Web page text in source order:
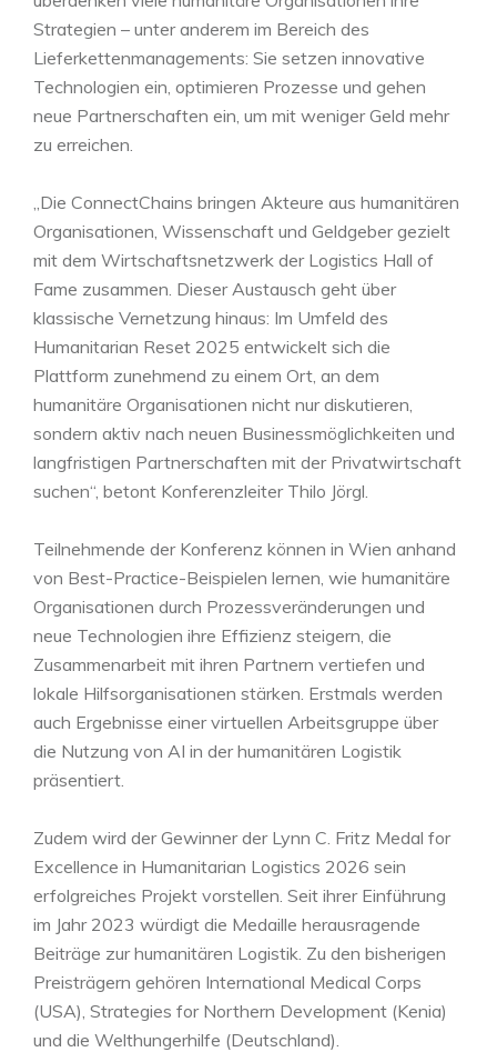
Strategien – unter anderem im Bereich des
Lieferkettenmanagements: Sie setzen innovative
Technologien ein, optimieren Prozesse und gehen
neue Partnerschaften ein, um mit weniger Geld mehr
zu erreichen.
„Die ConnectChains bringen Akteure aus humanitären
Organisationen, Wissenschaft und Geldgeber gezielt
mit dem Wirtschaftsnetzwerk der Logistics Hall of
Fame zusammen. Dieser Austausch geht über
klassische Vernetzung hinaus: Im Umfeld des
Humanitarian Reset 2025 entwickelt sich die
Plattform zunehmend zu einem Ort, an dem
humanitäre Organisationen nicht nur diskutieren,
sondern aktiv nach neuen Businessmöglichkeiten und
langfristigen Partnerschaften mit der Privatwirtschaft
suchen“, betont Konferenzleiter Thilo Jörgl.
Teilnehmende der Konferenz können in Wien anhand
von Best-Practice-Beispielen lernen, wie humanitäre
Organisationen durch Prozessveränderungen und
neue Technologien ihre Effizienz steigern, die
Zusammenarbeit mit ihren Partnern vertiefen und
lokale Hilfsorganisationen stärken. Erstmals werden
auch Ergebnisse einer virtuellen Arbeitsgruppe über
die Nutzung von AI in der humanitären Logistik
präsentiert.
Zudem wird der Gewinner der Lynn C. Fritz Medal for
Excellence in Humanitarian Logistics 2026 sein
erfolgreiches Projekt vorstellen. Seit ihrer Einführung
im Jahr 2023 würdigt die Medaille herausragende
Beiträge zur humanitären Logistik. Zu den bisherigen
Preisträgern gehören International Medical Corps
(USA), Strategies for Northern Development (Kenia)
und die Welthungerhilfe (Deutschland).